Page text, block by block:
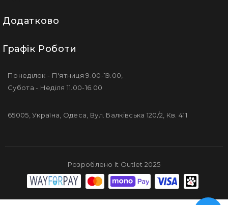
Додатково
Графік Роботи
Понеділок - П'ятниця 9.00-19.00,
Субота - Неділя 11.00-16.00
65005, Україна, Одеса, Вул. Балківська 120/2, Кв. 411
Розроблено It Outlet 2025